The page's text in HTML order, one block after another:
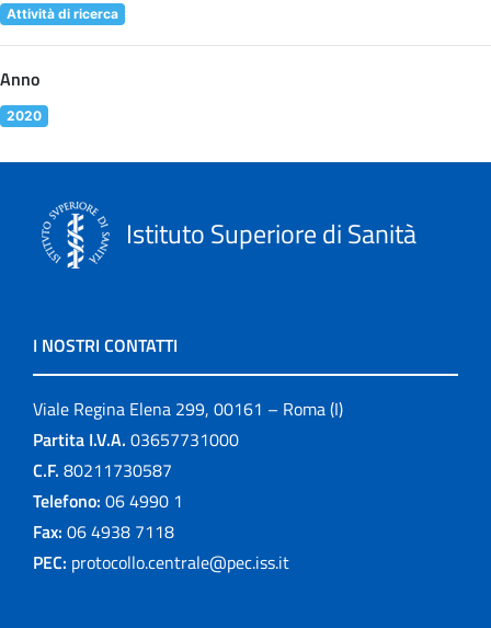
Attività di ricerca
Anno
2020
Istituto Superiore di Sanità
I NOSTRI CONTATTI
Viale Regina Elena 299, 00161 – Roma (I)
Partita I.V.A. 03657731000
C.F. 80211730587
Telefono: 06 4990 1
Fax: 06 4938 7118
PEC: protocollo.centrale@pec.iss.it